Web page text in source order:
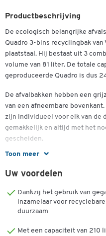
Toon meer
Productbeschrijving
De ecologisch belangrijke
Quadro 3-bins recyclingbak van
plaatstaal. Hij bestaat uit 3
volume van 81 liter. De totale
geproduceerde Quadro is dus
De afvalbakken hebben een
van een afneembare
zijn individueel voor elk van de
gemakkelijk en altijd met het
gescheiden.
Elk van de bakken heeft ook
snel en gemakkelijk een plastic
De bakken zijn met elkaar
wordt geleverd met 3 jaar
Uw voordelen
Dankzij het gebruik van
inzamelaar voor
duurzaam
Met een capaciteit van 210